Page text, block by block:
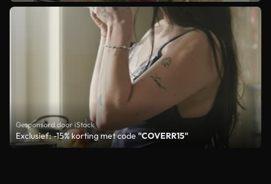
Gesponsord door iStock
Exclusief: -15% korting met code"COVERR15"